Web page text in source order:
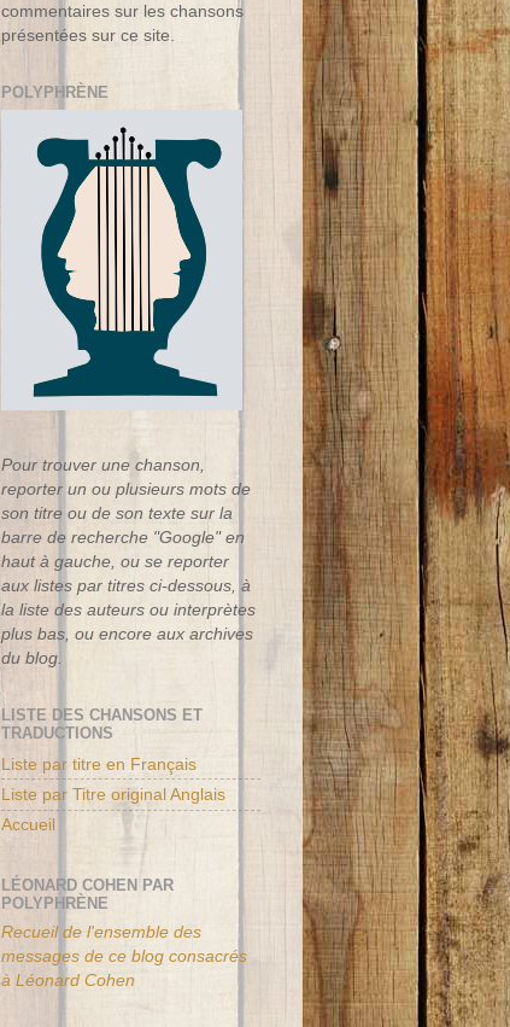
commentaires sur les chansons
présentées sur ce site.
POLYPHRÈNE
Pour trouver une chanson,
reporter un ou plusieurs mots de
son titre ou de son texte sur la
barre de recherche "Google" en
haut à gauche, ou se reporter
aux listes par titres ci-dessous, à
la liste des auteurs ou interprètes
plus bas, ou encore aux archives
du blog.
LISTE DES CHANSONS ET
TRADUCTIONS
Liste par titre en Français
Liste par Titre original Anglais
Accueil
LÉONARD COHEN PAR
POLYPHRÈNE
Recueil de l'ensemble des
messages de ce blog consacrés
à Léonard Cohen